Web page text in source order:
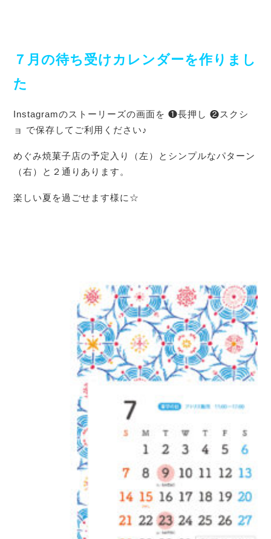
７月の待ち受けカレンダーを作りまし
た
Instagramのストーリーズの画面を ❶長押し ❷スクシ
ョ で保存してご利用ください♪
めぐみ焼菓子店の予定入り（左）とシンプルなパターン
（右）と２通りあります。
楽しい夏を過ごせます様に☆